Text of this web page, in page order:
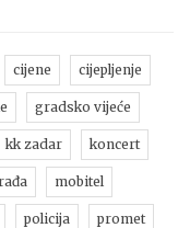
cijene cijepljenje
gradsko vijeće
kk zadar koncert
mobitel
policija promet